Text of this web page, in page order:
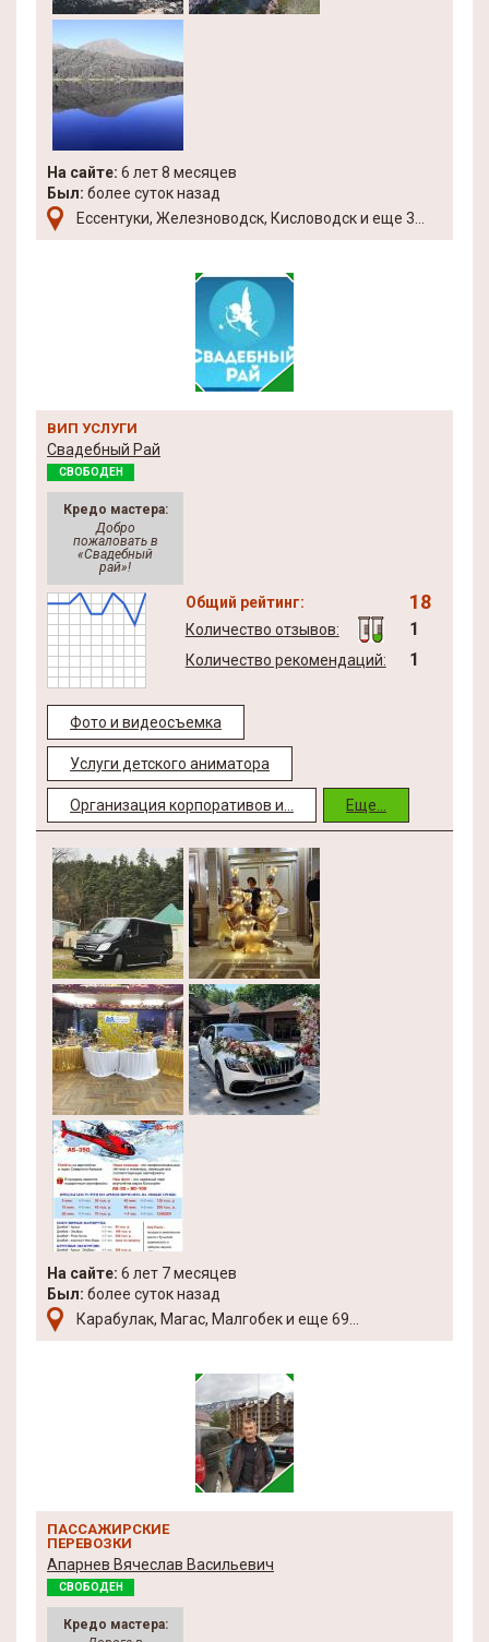
На сайте: 6 лет 8 месяцев
Был: более суток назад
Ессентуки, Железноводск, Кисловодск и еще 3...
ВИП УСЛУГИ
Свадебный Рай
СВОБОДЕН
Кредо мастера:
Добро
пожаловать в
«Свадебный
рай»!
Общий рейтинг: 18
Количество отзывов: 1
Количество рекомендаций: 1
Фото и видеосъемка
Услуги детского аниматора
Организация корпоративов и... Еще...
На сайте: 6 лет 7 месяцев
Был: более суток назад
Карабулак, Магас, Малгобек и еще 69...
ПАССАЖИРСКИЕ
ПЕРЕВОЗКИ
Апарнев Вячеслав Васильевич
СВОБОДЕН
Кредо мастера: